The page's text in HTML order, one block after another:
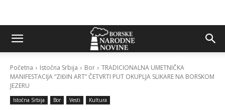
Početna Istočna Srbija Bor
TRADICIONALNA UMETNIČKA
MANIFESTACIJA “ZIĐIN ART” ČETVRTI PUT OKUPLJA SLIKARE NA BORSKOM
JEZERU
Istočna Srbija Bor Vesti Kultura